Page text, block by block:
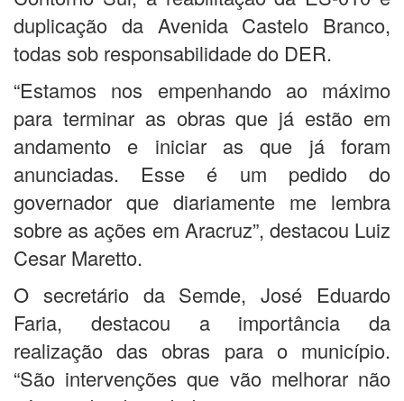
duplicação da Avenida Castelo Branco,
todas sob responsabilidade do DER.
“Estamos nos empenhando ao máximo
para terminar as obras que já estão em
andamento e iniciar as que já foram
anunciadas. Esse é um pedido do
governador que diariamente me lembra
sobre as ações em Aracruz”, destacou Luiz
Cesar Maretto.
O secretário da Semde, José Eduardo
Faria, destacou a importância da
realização das obras para o município.
“São intervenções que vão melhorar não